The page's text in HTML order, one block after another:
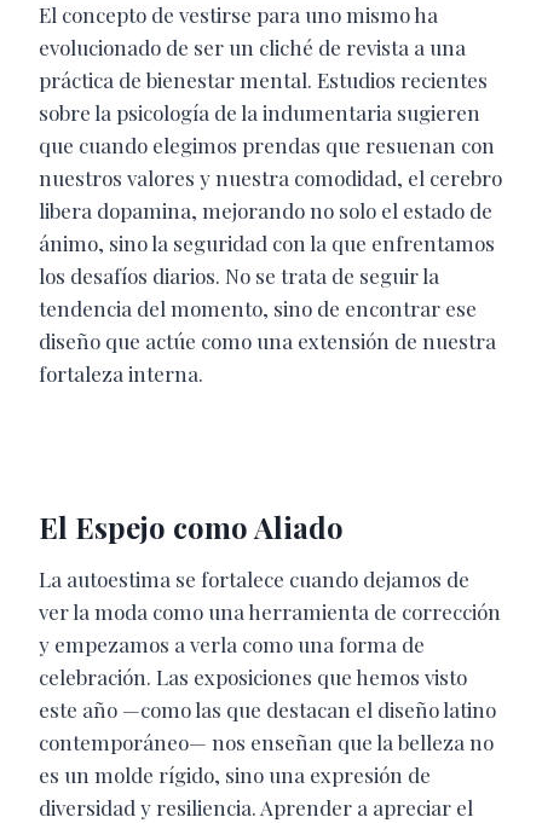
El concepto de vestirse para uno mismo ha
evolucionado de ser un cliché de revista a una
práctica de bienestar mental. Estudios recientes
sobre la psicología de la indumentaria sugieren
que cuando elegimos prendas que resuenan con
nuestros valores y nuestra comodidad, el cerebro
libera dopamina, mejorando no solo el estado de
ánimo, sino la seguridad con la que enfrentamos
los desafíos diarios. No se trata de seguir la
tendencia del momento, sino de encontrar ese
diseño que actúe como una extensión de nuestra
fortaleza interna.
El Espejo como Aliado
La autoestima se fortalece cuando dejamos de
ver la moda como una herramienta de corrección
y empezamos a verla como una forma de
celebración. Las exposiciones que hemos visto
este año —como las que destacan el diseño latino
contemporáneo— nos enseñan que la belleza no
es un molde rígido, sino una expresión de
diversidad y resiliencia. Aprender a apreciar el